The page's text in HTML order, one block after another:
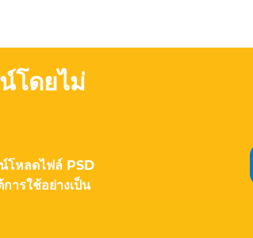
โดยไม่
โหลดไฟล์ PSD
ารใช้อย่างเป็น